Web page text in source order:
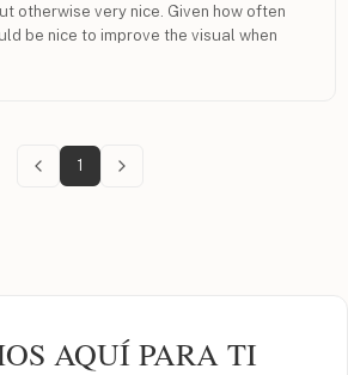
otherwise very nice. Given how often
be nice to improve the visual when
1
AQUÍ PARA TI